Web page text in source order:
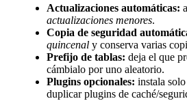
Actualizaciones automáticas:
actualizaciones menores.
Copia de seguridad
quincenal y conserva varias
Prefijo de tablas: deja el que
cámbialo por uno aleatorio.
Plugins opcionales: instala
duplicar plugins de caché/